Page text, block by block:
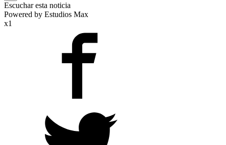
Escuchar esta noticia
Powered by Estudios Max
x1